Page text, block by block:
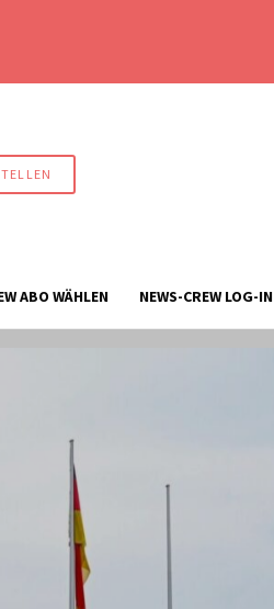
ABO WÄHLEN NEWS-CREW LOG-IN